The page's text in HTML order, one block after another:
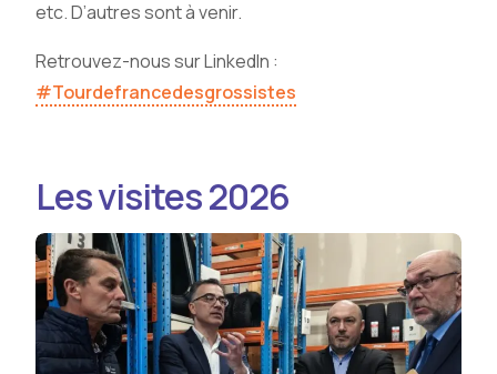
etc. D’autres sont à venir.
Retrouvez-nous sur LinkedIn :
#Tourdefrancedesgrossistes
Les visites 2026